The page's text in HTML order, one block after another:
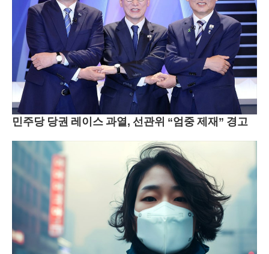
민주당 당권 레이스 과열, 선관위 “엄중 제재” 경고